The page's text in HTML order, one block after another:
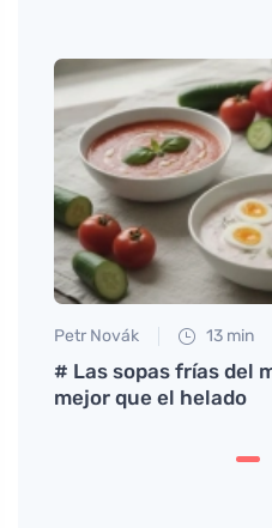
Petr Novák 13 min
# Las sopas frías del
mejor que el helado